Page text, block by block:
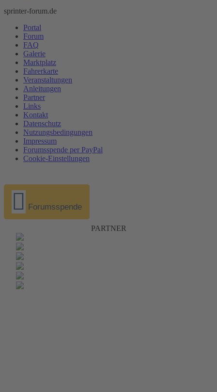
sprinter-forum.de
Portal
Forum
FAQ
Galerie
Marktplatz
Fahrerkarte
Veranstaltungen
Anleitungen
Partner
Links
Kontakt
Datenschutz
Nutzungsbedingungen
Impressum
Forumsspende per PayPal
Cookie-Einstellungen
Forumsspende
PARTNER